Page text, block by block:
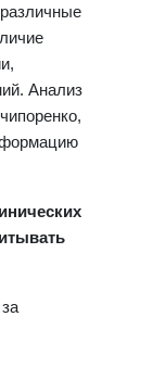
Анализ